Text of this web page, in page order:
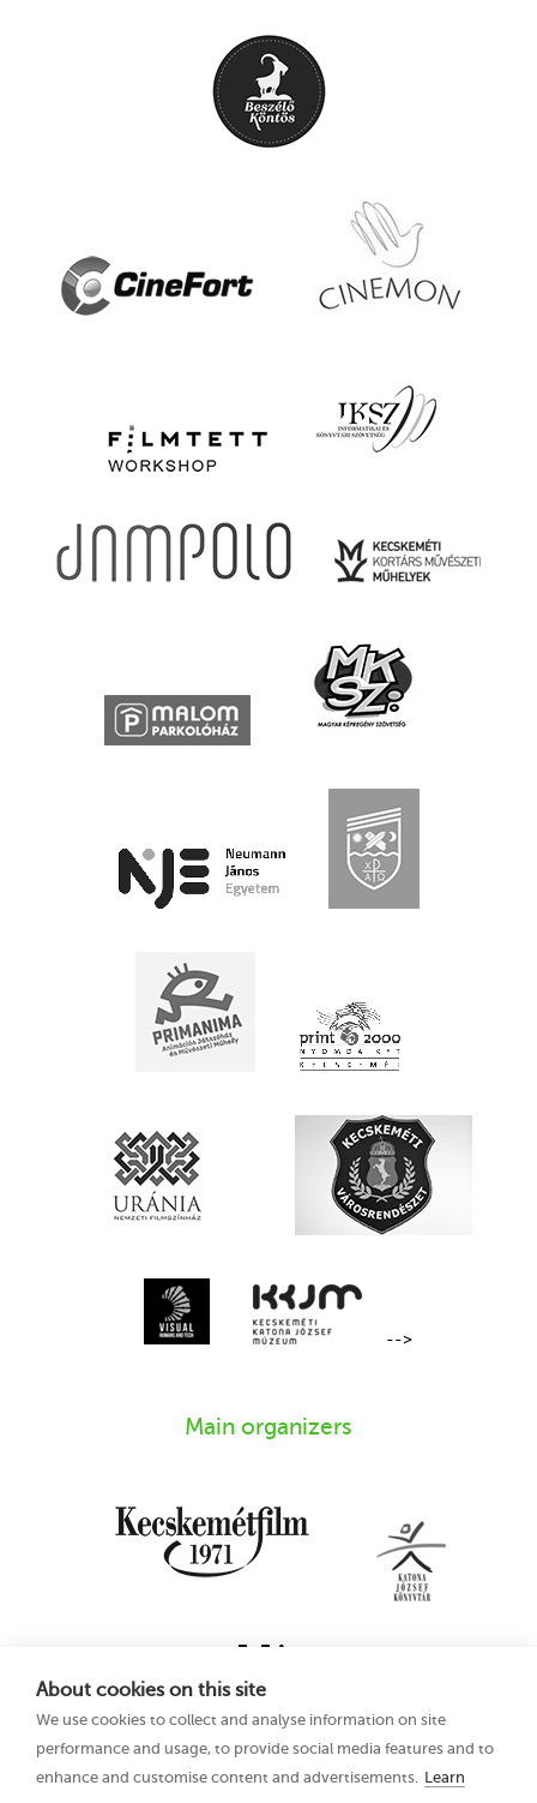
About cookies on this site
We use cookies to collect and analyse information on site
performance and usage, to provide social media features and to
enhance and customise content and advertisements. Learn
-->
Main organizers